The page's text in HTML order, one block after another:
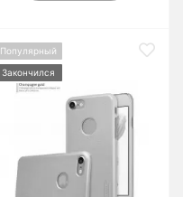
Популярный
Закончился